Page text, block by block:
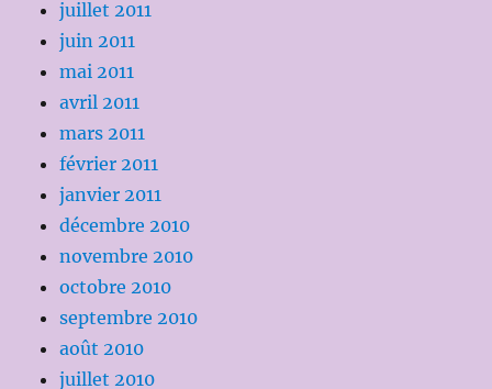
juillet 2011
juin 2011
mai 2011
avril 2011
mars 2011
février 2011
janvier 2011
décembre 2010
novembre 2010
octobre 2010
septembre 2010
août 2010
juillet 2010